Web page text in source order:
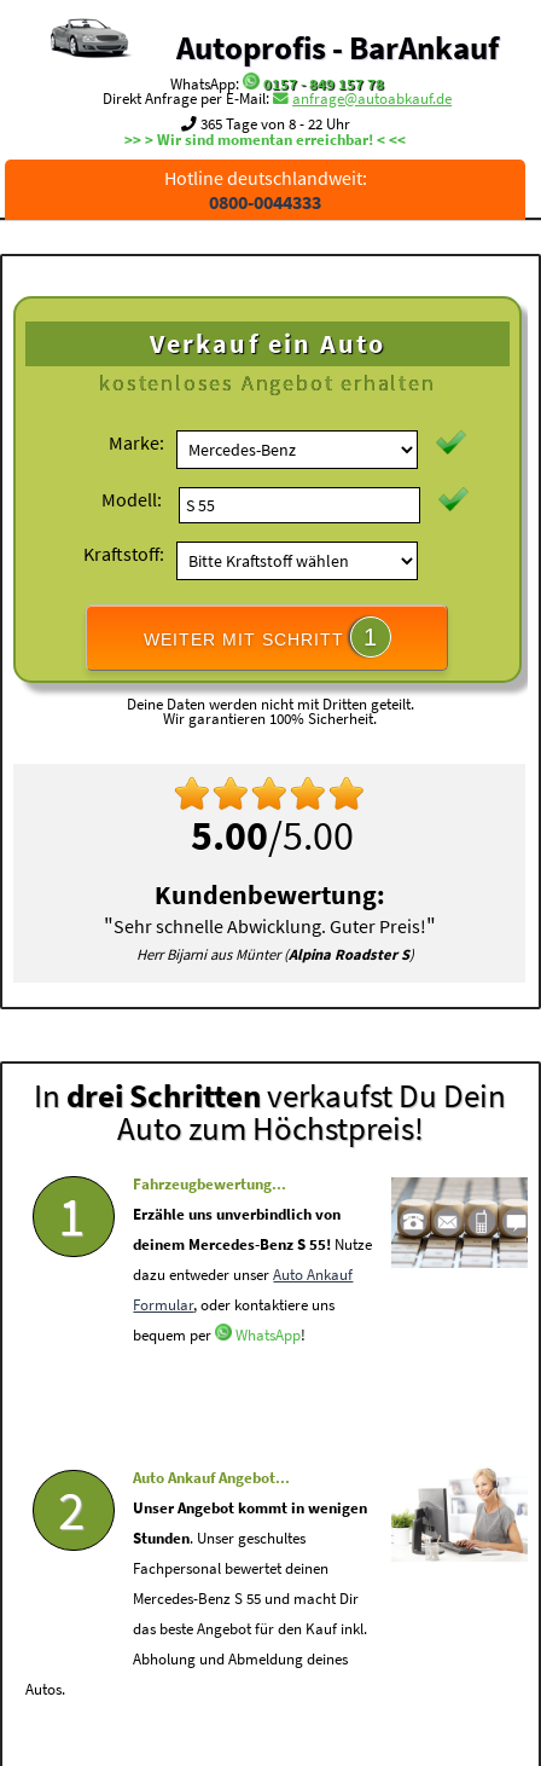
Autoprofis - BarAnkauf
WhatsApp:
0157 - 849 157 78
Direkt Anfrage per E-Mail:
anfrage@autoabkauf.de
365 Tage von 8 - 22 Uhr
>> > Wir sind momentan erreichbar! < <<
Hotline deutschlandweit:
0800-0044333
Verkauf ein Auto
kostenloses Angebot erhalten
Marke:
Modell:
Kraftstoff:
WEITER MIT SCHRITT 1
Deine Daten werden nicht mit Dritten geteilt.
Wir garantieren 100% Sicherheit.
5.00/5.00
Kundenbewertung:
"Sehr schnelle Abwicklung. Guter Preis!"
Herr Bijarni aus Münter (Alpina Roadster S)
In drei Schrittenverkaufst Du Dein
Auto zum Höchstpreis!
1
Fahrzeugbewertung...
Erzähle uns unverbindlich von
deinem Mercedes-Benz S 55! Nutze
dazu entweder unserAuto Ankauf
Formular, oder kontaktiere uns
bequem per
WhatsApp!
2
Auto Ankauf Angebot...
Unser Angebot kommt in wenigen
Stunden. Unser geschultes
Fachpersonal bewertet deinen
Mercedes-Benz S 55 und macht Dir
das beste Angebot für den Kauf inkl.
Abholung und Abmeldung deines
Autos.